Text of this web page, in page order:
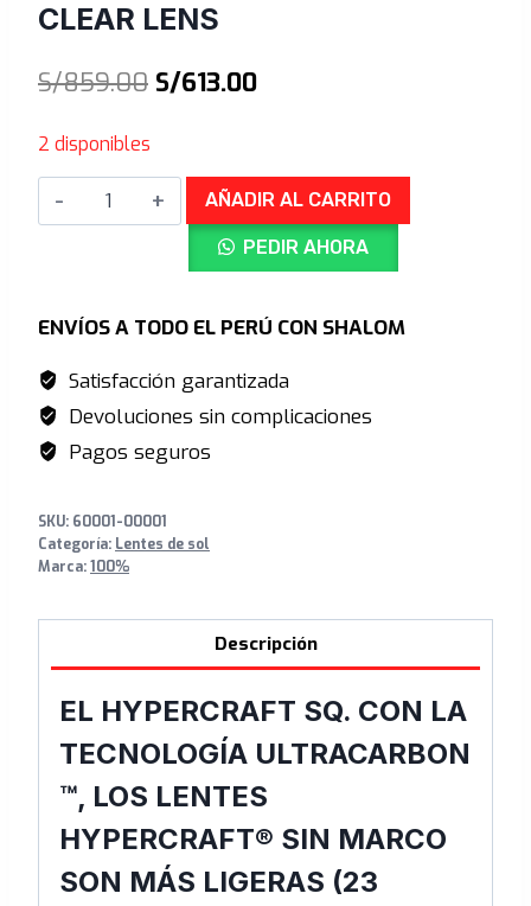
CLEAR LENS
S/859.00 El
era:
S/859.00.
S/613.00El
es:
S/613.00.
2 disponibles
HYPERCRAFT®
SQ
Stone
-
HiPer
Crimson
Mirror
+
Clear
AÑADIR AL CARRITO
PEDIR AHORA
ENVÍOS A TODO EL PERÚ CON SHALOM
Satisfacción garantizada
Devoluciones sin complicaciones
Pagos seguros
SKU: 60001-00001
Categoría: Lentes de sol
Marca:100%
Descripción
EL HYPERCRAFT SQ. CON LA
TECNOLOGÍA ULTRACARBON
™, LOS LENTES
HYPERCRAFT® SIN MARCO
SON MÁS LIGERAS (23